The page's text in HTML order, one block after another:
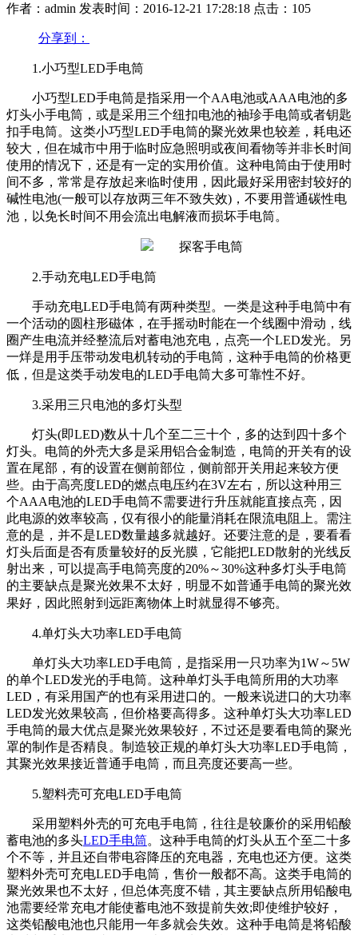
作者：admin 发表时间：2016-12-21 17:28:18 点击：105
分享到：
1.小巧型LED手电筒
小巧型LED手电筒是指采用一个AA电池或AAA电池的多
灯头小手电筒，或是采用三个纽扣电池的袖珍手电筒或者钥匙
扣手电筒。这类小巧型LED手电筒的聚光效果也较差，耗电还
较大，但在城市中用于临时应急照明或夜间看物等并非长时间
使用的情况下，还是有一定的实用价值。这种电筒由于使用时
间不多，常常是存放起来临时使用，因此最好采用密封较好的
碱性电池(一般可以存放两三年不致失效)，不要用普通碳性电
池，以免长时间不用会流出电解液而损坏手电筒。
2.手动充电LED手电筒
手动充电LED手电筒有两种类型。一类是这种手电筒中有
一个活动的圆柱形磁体，在手摇动时能在一个线圈中滑动，线
圈产生电流并经整流后对蓄电池充电，点亮一个LED发光。另
一烊是用手压带动发电机转动的手电筒，这种手电筒的价格更
低，但是这类手动发电的LED手电筒大多可靠性不好。
3.采用三只电池的多灯头型
灯头(即LED)数从十几个至二三十个，多的达到四十多个
灯头。电筒的外壳大多是采用铝合金制造，电筒的开关有的设
置在尾部，有的设置在侧前部位，侧前部开关用起来较方便
些。由于高亮度LED的燃点电压约在3V左右，所以这种用三
个AAA电池的LED手电筒不需要进行升压就能直接点亮，因
此电源的效率较高，仅有很小的能量消耗在限流电阻上。需注
意的是，并不是LED数量越多就越好。还要注意的是，要看看
灯头后面是否有质量较好的反光膜，它能把LED散射的光线反
射出来，可以提高手电筒亮度的20%～30%这种多灯头手电筒
的主要缺点是聚光效果不太好，明显不如普通手电筒的聚光效
果好，因此照射到远距离物体上时就显得不够亮。
4.单灯头大功率LED手电筒
单灯头大功率LED手电筒，是指采用一只功率为1W～5W
的单个LED发光的手电筒。这种单灯头手电筒所用的大功率
LED，有采用国产的也有采用进口的。一般来说进口的大功率
LED发光效果较高，但价格要高得多。这种单灯头大功率LED
手电筒的最大优点是聚光效果较好，不过还是要看电筒的聚光
罩的制作是否精良。制造较正规的单灯头大功率LED手电筒，
其聚光效果接近普通手电筒，而且亮度还要高一些。
5.塑料壳可充电LED手电筒
采用塑料外壳的可充电手电筒，往往是较廉价的采用铅酸
蓄电池的多头LED手电筒。这种手电筒的灯头从五个至二十多
个不等，并且还自带电容降压的充电器，充电也还方便。这类
塑料外壳可充电LED手电筒，售价一般都不高。这类手电筒的
聚光效果也不太好，但总体亮度不错，其主要缺点所用铅酸电
池需要经常充电才能使蓄电池不致提前失效;即使维护较好，
这类铅酸电池也只能用一年多就会失效。这种手电筒是将铅酸